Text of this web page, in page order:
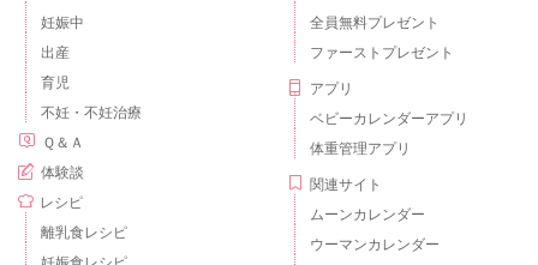
妊娠中
出産
育児
不妊・不妊治療
Ｑ＆Ａ
体験談
レシピ
離乳食レシピ
妊娠食レシピ
全員無料プレゼント
ファーストプレゼント
アプリ
ベビーカレンダーアプリ
体重管理アプリ
関連サイト
ムーンカレンダー
ウーマンカレンダー